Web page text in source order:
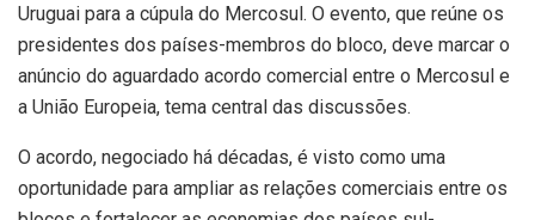
Uruguai para a cúpula do Mercosul. O evento, que reúne os
presidentes dos países-membros do bloco, deve marcar o
anúncio do aguardado acordo comercial entre o Mercosul e
a União Europeia, tema central das discussões.
O acordo, negociado há décadas, é visto como uma
oportunidade para ampliar as relações comerciais entre os